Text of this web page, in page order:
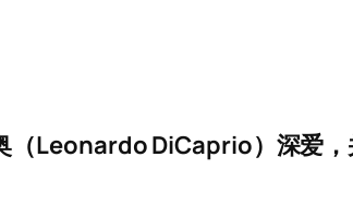
Leonardo DiCaprio）深爱，